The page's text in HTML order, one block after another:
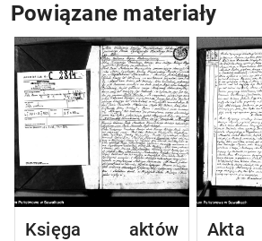
Powiązane materiały
Księga aktów
Akta